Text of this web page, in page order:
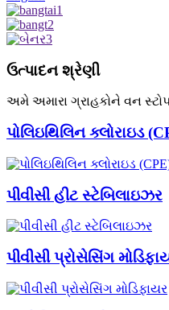
ઉત્પાદન શ્રેણી
અમે અમારા ગ્રાહકોને વન
પોલિઇથિલિન ક્લોરાઇડ
પીવીસી હીટ સ્ટેબિલાઇઝર
પીવીસી પ્રોસેસિંગ